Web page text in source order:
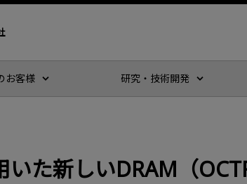
お客様 研究・技術開発
いた新しいDRAM（